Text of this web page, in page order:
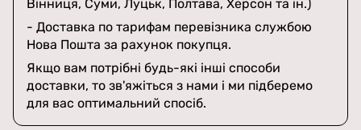
Вінниця, Суми, Луцьк, Полтава, Херсон та ін.)
- Доставка по тарифам перевізника службою
Нова Пошта за рахунок покупця.
Якщо вам потрібні будь-які інші способи
доставки, то зв'яжіться з нами і ми підберемо
для вас оптимальний спосіб.